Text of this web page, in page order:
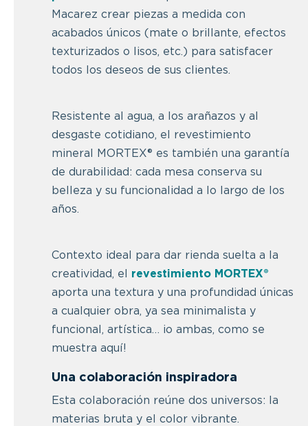
Macarez crear piezas a medida con
acabados únicos (mate o brillante, efectos
texturizados o lisos, etc.) para satisfacer
todos los deseos de sus clientes.
Resistente al agua, a los arañazos y al
desgaste cotidiano, el revestimiento
mineral MORTEX® es también una garantía
de durabilidad: cada mesa conserva su
belleza y su funcionalidad a lo largo de los
años.
Contexto ideal para dar rienda suelta a la
creatividad, el revestimiento MORTEX®
aporta una textura y una profundidad únicas
a cualquier obra, ya sea minimalista y
funcional, artística… ¡o ambas, como se
muestra aquí!
Una colaboración inspiradora
Esta colaboración reúne dos universos: la
materias bruta y el color vibrante.